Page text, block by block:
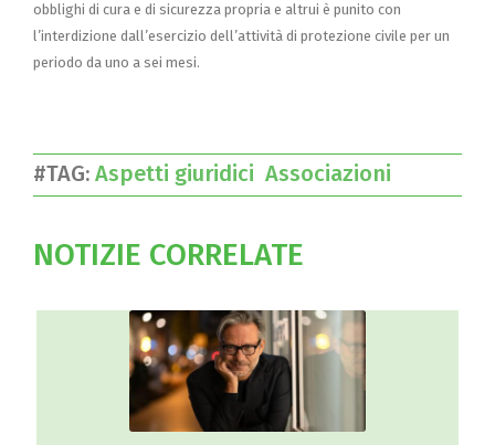
obblighi di cura e di sicurezza propria e altrui è punito con
l’interdizione dall’esercizio dell’attività di protezione civile per un
periodo da uno a sei mesi.
#TAG: Aspetti giuridici Associazioni
NOTIZIE CORRELATE